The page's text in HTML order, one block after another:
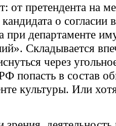
от претендента на
о согласии
при департаменте
Складывается
через
попасть в состав
культуры. Или